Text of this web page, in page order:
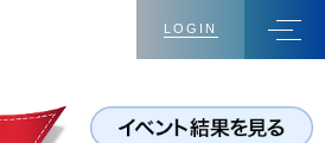
LOGIN